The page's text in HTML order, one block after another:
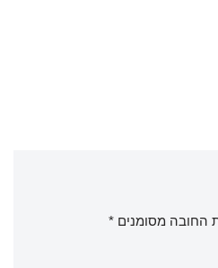
החובה מסומנים *